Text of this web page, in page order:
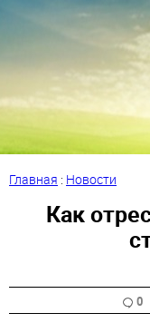
Главная : Новости
Как
0